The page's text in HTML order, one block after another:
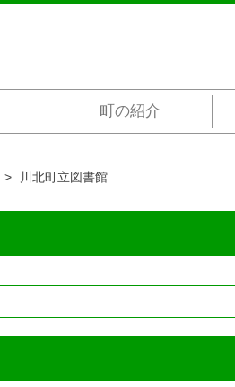
町の紹介
川北町立図書館